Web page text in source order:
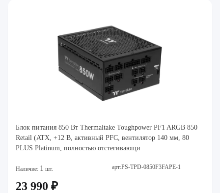
Блок питания 850 Вт Thermaltake Toughpower PF1 ARGB 850
Retail (ATX, +12 В, активный PFC, вентилятор 140 мм, 80
PLUS Platinum, полностью отстегивающи
Наличие: 1 шт. арт:PS-TPD-0850F3FAPE-1
23 990 ₽